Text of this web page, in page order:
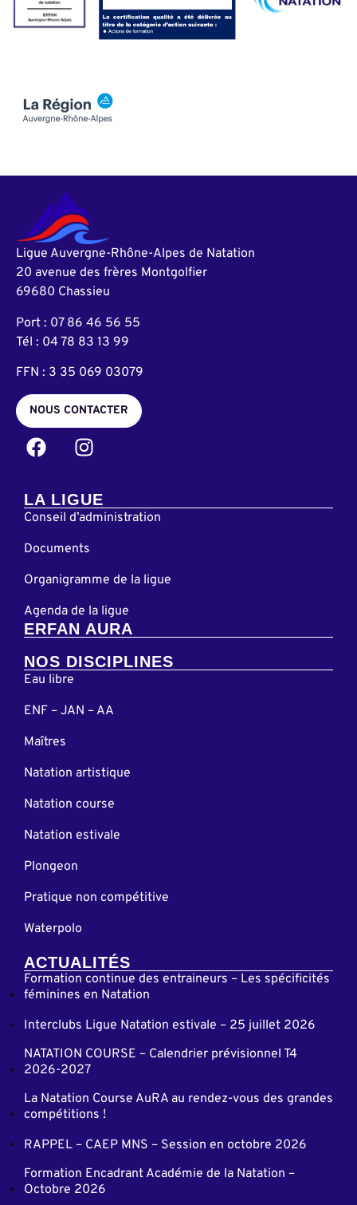
Ligue Auvergne-Rhône-Alpes de Natation
20 avenue des frères Montgolfier
69680 Chassieu
Port : 07 86 46 56 55
Tél : 04 78 83 13 99
FFN : 3 35 069 03079
NOUS CONTACTER
LA LIGUE
Conseil d’administration
Documents
Organigramme de la ligue
Agenda de la ligue
ERFAN AURA
NOS DISCIPLINES
Eau libre
ENF – JAN – AA
Maîtres
Natation artistique
Natation course
Natation estivale
Plongeon
Pratique non compétitive
Waterpolo
ACTUALITÉS
Formation continue des entraineurs – Les spécificités
féminines en Natation
Interclubs Ligue Natation estivale – 25 juillet 2026
NATATION COURSE – Calendrier prévisionnel T4
2026-2027
La Natation Course AuRA au rendez-vous des grandes
compétitions !
RAPPEL – CAEP MNS – Session en octobre 2026
Formation Encadrant Académie de la Natation –
Octobre 2026